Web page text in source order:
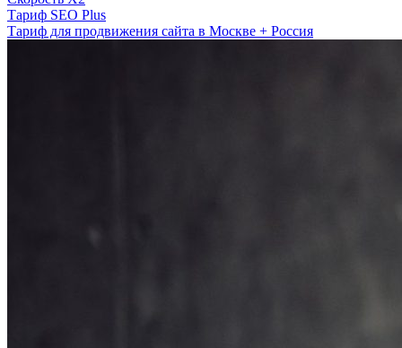
Тариф SEO Plus
Тариф для продвижения сайта в Москве + Россия